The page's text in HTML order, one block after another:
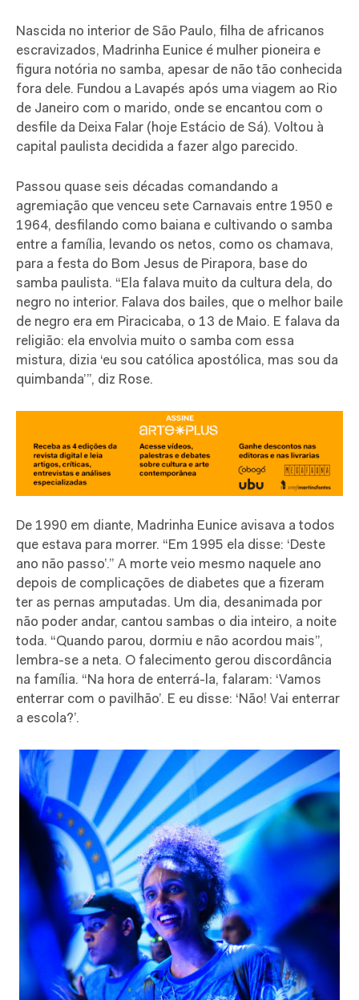
Nascida no interior de São Paulo, filha de africanos
escravizados, Madrinha Eunice é mulher pioneira e
figura notória no samba, apesar de não tão conhecida
fora dele. Fundou a Lavapés após uma viagem ao Rio
de Janeiro com o marido, onde se encantou com o
desfile da Deixa Falar (hoje Estácio de Sá). Voltou à
capital paulista decidida a fazer algo parecido.
Passou quase seis décadas comandando a
agremiação que venceu sete Carnavais entre 1950 e
1964, desfilando como baiana e cultivando o samba
entre a família, levando os netos, como os chamava,
para a festa do Bom Jesus de Pirapora, base do
samba paulista. “Ela falava muito da cultura dela, do
negro no interior. Falava dos bailes, que o melhor baile
de negro era em Piracicaba, o 13 de Maio. E falava da
religião: ela envolvia muito o samba com essa
mistura, dizia ‘eu sou católica apostólica, mas sou da
quimbanda’”, diz Rose.
De 1990 em diante, Madrinha Eunice avisava a todos
que estava para morrer. “Em 1995 ela disse: ‘Deste
ano não passo’.” A morte veio mesmo naquele ano
depois de complicações de diabetes que a fizeram
ter as pernas amputadas. Um dia, desanimada por
não poder andar, cantou sambas o dia inteiro, a noite
toda. “Quando parou, dormiu e não acordou mais”,
lembra-se a neta. O falecimento gerou discordância
na família. “Na hora de enterrá-la, falaram: ‘Vamos
enterrar com o pavilhão’. E eu disse: ‘Não! Vai enterrar
a escola?’.